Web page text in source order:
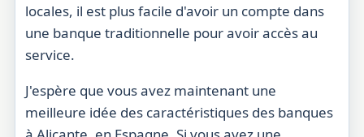
locales, il est plus facile d'avoir un compte dans
une banque traditionnelle pour avoir accès au
service.
J'espère que vous avez maintenant une
meilleure idée des caractéristiques des banques